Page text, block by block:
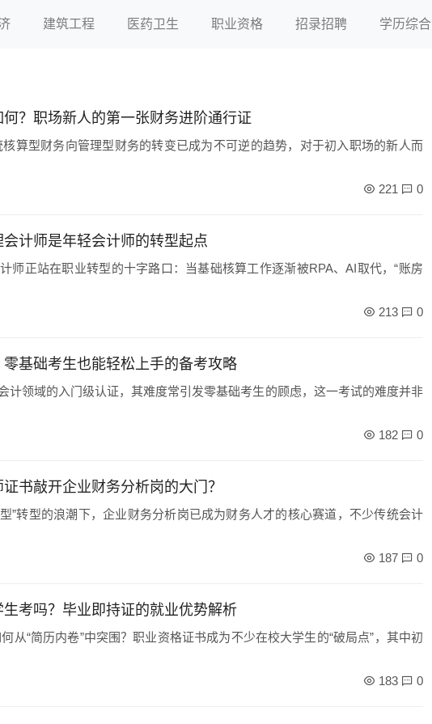
建筑工程 医药卫生 职业资格 招录招聘 学历综合
？职场新人的第一张财务进阶通行证
算型财务向管理型财务的转变已成为不可逆的趋势，对于初入职场的新人而
221 0
计师是年轻会计师的转型起点
师正站在职业转型的十字路口：当基础核算工作逐渐被RPA、AI取代，“账房
213 0
基础考生也能轻松上手的备考攻略
计领域的入门级认证，其难度常引发零基础考生的顾虑，这一考试的难度并非
182 0
书敲开企业财务分析岗的大门？
”转型的浪潮下，企业财务分析岗已成为财务人才的核心赛道，不少传统会计
187 0
考吗？毕业即持证的就业优势解析
从“简历内卷”中突围？职业资格证书成为不少在校大学生的“破局点”，其中初
183 0